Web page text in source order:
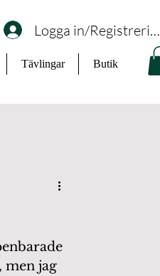
Logga in/Registrering
Tävlingar Butik
men jag